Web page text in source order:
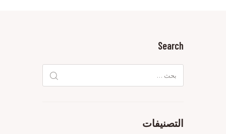
Search
عن:
التصنيفات